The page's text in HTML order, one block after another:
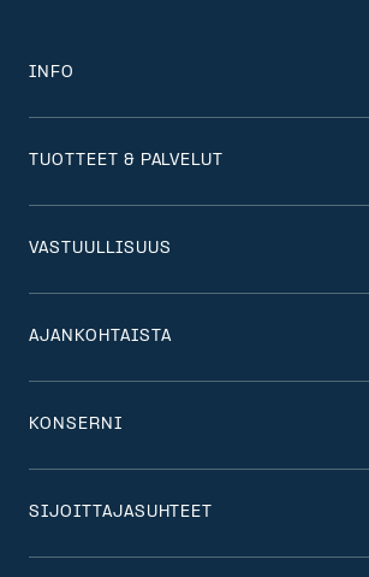
INFO
TUOTTEET & PALVELUT
VASTUULLISUUS
AJANKOHTAISTA
KONSERNI
SIJOITTAJASUHTEET